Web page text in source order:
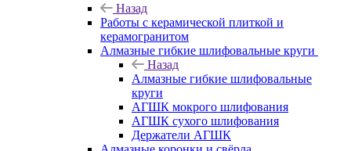
Назад
Работы с керамической плиткой и
керамогранитом
Алмазные гибкие шлифовальные круги
Назад
Алмазные гибкие шлифовальные
круги
АГШК мокрого шлифования
АГШК сухого шлифования
Держатели АГШК